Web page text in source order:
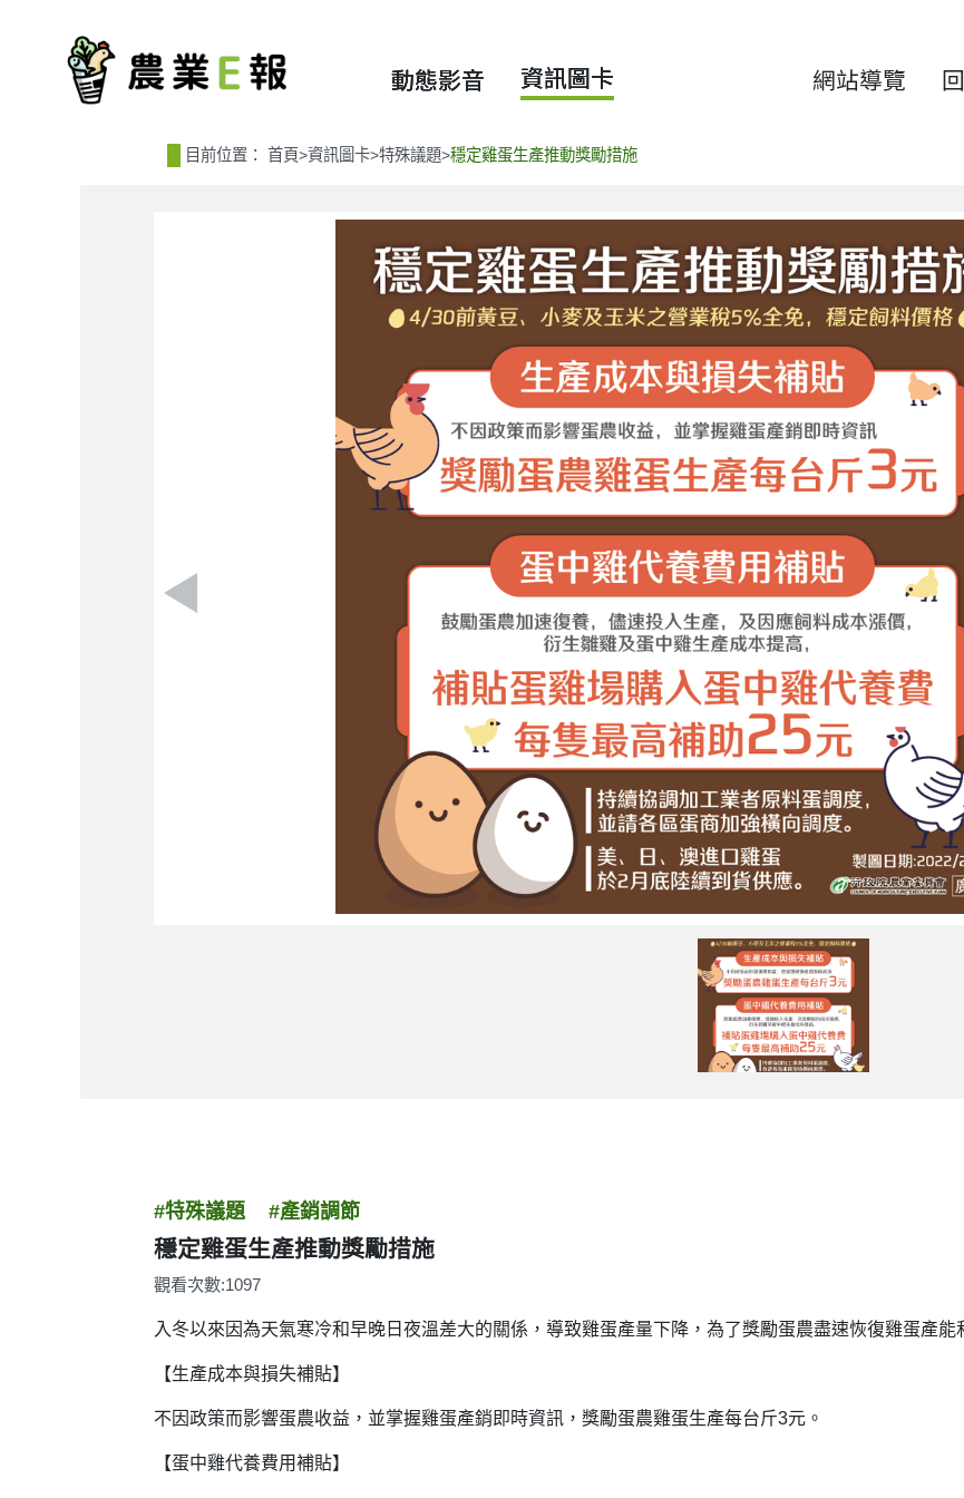
動態影音 資訊圖卡 網站導覽
目前位置： 首頁>資訊圖卡>特殊議題>穩定雞蛋生產推動獎勵措施
#特殊議題 #產銷調節
穩定雞蛋生產推動獎勵措施
觀看次數:1097
入冬以來因為天氣寒冷和早晚日夜溫差大的關係，導致雞蛋產量下降，為了獎勵蛋農盡速恢復雞蛋產
【生產成本與損失補貼】
不因政策而影響蛋農收益，並掌握雞蛋產銷即時資訊，獎勵蛋農雞蛋生產每台斤3元。
【蛋中雞代養費用補貼】